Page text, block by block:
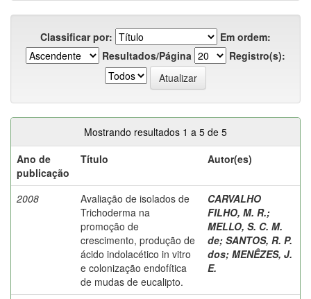
Classificar por:
Em ordem:
Resultados/Página
Registro(s):
Mostrando resultados 1 a 5 de 5
Ano de
publicação
Título Autor(es)
2008
Avaliação de isolados de
Trichoderma na
promoção de
crescimento, produção de
ácido indolacético in vitro
e colonização endofítica
de mudas de eucalipto.
CARVALHO
FILHO, M. R.;
MELLO, S. C. M.
de; SANTOS, R. P.
dos; MENÊZES, J.
E.